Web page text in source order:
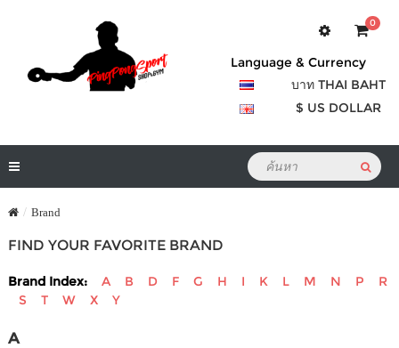
0
Language & Currency
บาท THAI BAHT
$ US DOLLAR
Brand
FIND YOUR FAVORITE BRAND
Brand Index: A B D F G H I K L M N P
R
S
T W X Y
A